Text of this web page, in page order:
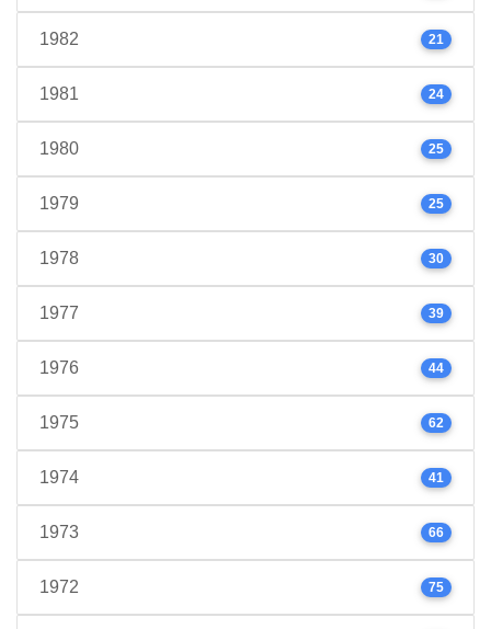
1982 21
1981 24
1980 25
1979 25
1978 30
1977 39
1976 44
1975 62
1974 41
1973 66
1972 75